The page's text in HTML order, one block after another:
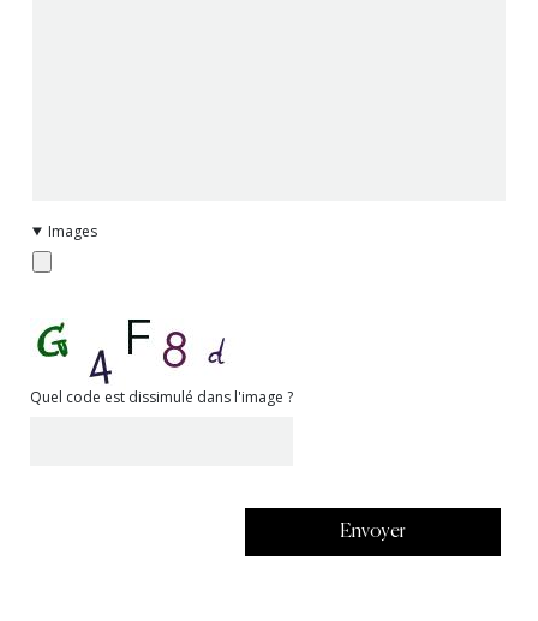
Images
Quel code est dissimulé dans l'image ?